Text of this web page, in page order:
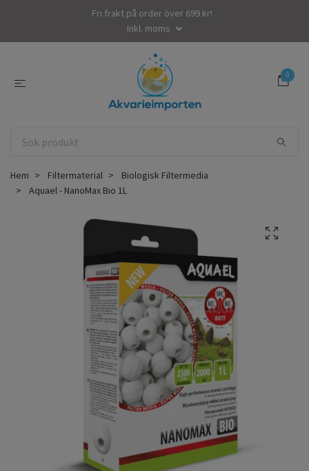
Fri frakt på order över 699 kr!
Inkl. moms
0
Hem Filtermaterial
Biologisk Filtermedia
Aquael - NanoMax Bio 1L